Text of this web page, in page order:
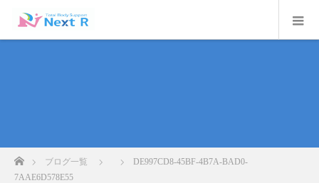
ブログ一覧
DE997CD8-45BF-4B7A-BAD0-
7AAE6D578E55